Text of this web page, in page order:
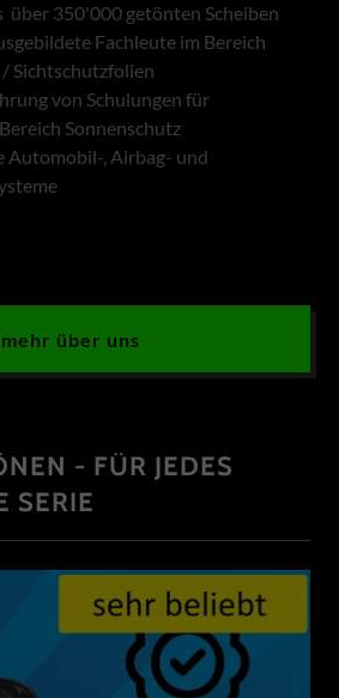
über 350'000 getönten Scheiben
Fachleute im Bereich
Sichtschutzfolien
von Schulungen für
Sonnenschutz
Automobil-, Airbag- und
mehr über uns
- FÜR JEDES
SERIE